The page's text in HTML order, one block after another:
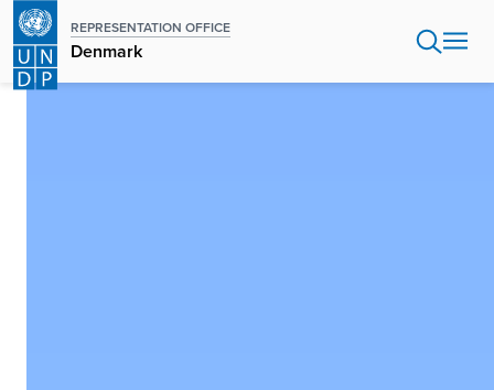
Gå
hovedindhold
REPRESENTATION OFFICE
Denmark